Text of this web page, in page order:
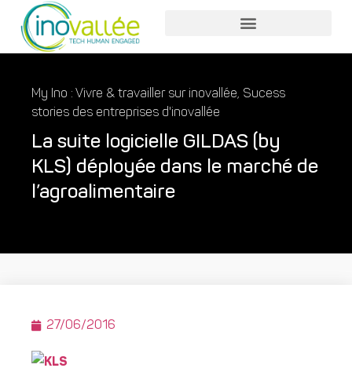
My Ino : Vivre & travailler sur inovallée, Sucess
stories des entreprises d'inovallée
La suite logicielle GILDAS (by
KLS) déployée dans le marché de
l’agroalimentaire
27/06/2016